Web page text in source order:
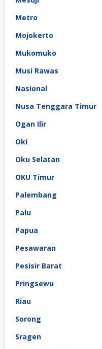
Metro
Mojokerto
Mukomuko
Musi Rawas
Nasional
Nusa Tenggara Timur
Ogan Ilir
Oki
Oku Selatan
OKU Timur
Palembang
Palu
Papua
Pesawaran
Pesisir Barat
Pringsewu
Riau
Sorong
Sragen